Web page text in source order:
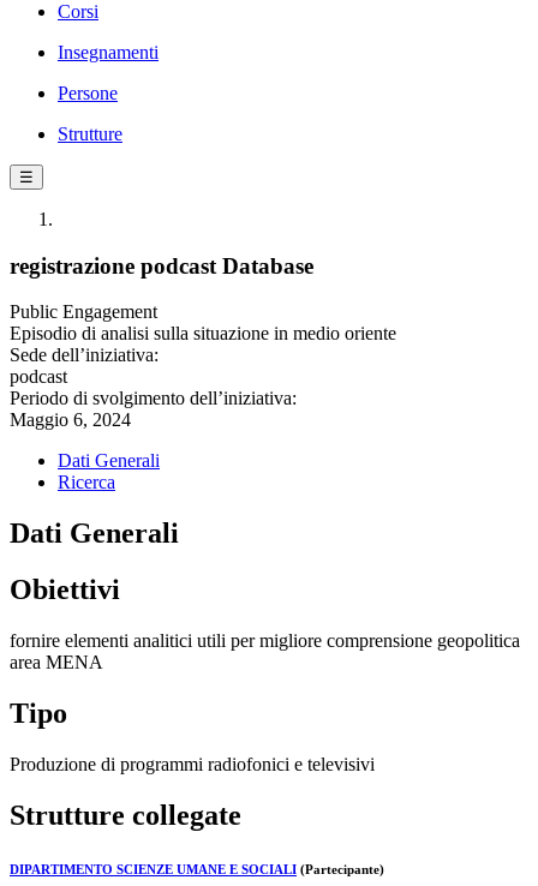
Corsi
Insegnamenti
Persone
Strutture
☰
registrazione podcast Database
Public Engagement
Episodio di analisi sulla situazione in medio oriente
Sede dell’iniziativa:
podcast
Periodo di svolgimento dell’iniziativa:
Maggio 6, 2024
Dati Generali
Ricerca
Dati Generali
Obiettivi
fornire elementi analitici utili per migliore comprensione geopolitica
area MENA
Tipo
Produzione di programmi radiofonici e televisivi
Strutture collegate
DIPARTIMENTO SCIENZE UMANE E SOCIALI (Partecipante)